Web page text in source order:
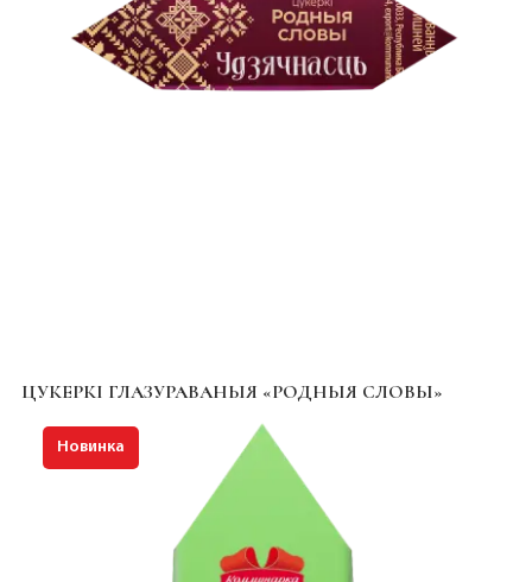
ЦУКЕРКІ ГЛАЗУРАВАНЫЯ «РОДНЫЯ СЛОВЫ»
Новинка